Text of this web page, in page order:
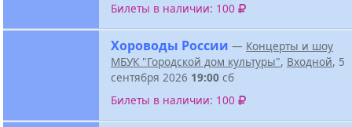
Билеты в наличии: 100
Хороводы России — Концерты и шоу
МБУК "Городской дом культуры", Входной, 5
сентября 2026 19:00 сб
Билеты в наличии: 100